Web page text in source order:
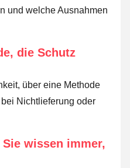
und welche Ausnahmen
die Schutz
über eine Methode
Nichtlieferung oder
wissen immer,